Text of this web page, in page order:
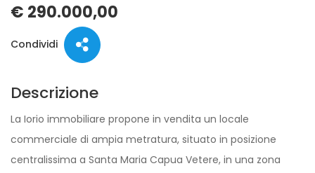
€ 290.000,00
Condividi
Descrizione
La Iorio immobiliare propone in vendita un locale
commerciale di ampia metratura, situato in posizione
centralissima a Santa Maria Capua Vetere, in una zona